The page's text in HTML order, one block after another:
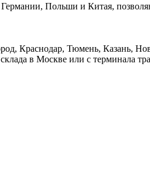
Германии, Польши и Китая,
Краснодар, Тюмень, Казань,
в Москве или с терминала